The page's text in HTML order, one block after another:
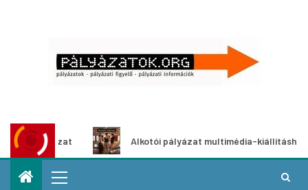
Alkotói pályázat multimédia-kiállításhoz